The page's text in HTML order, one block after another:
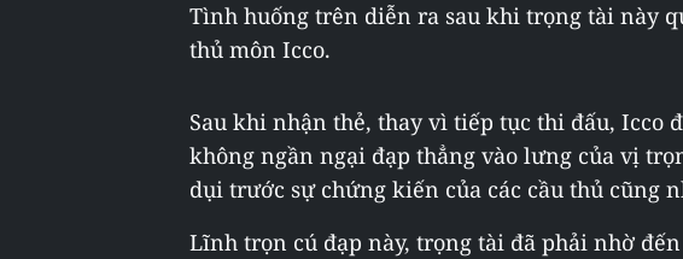
Tình huống trên diễn ra sau khi trọng tài này
thủ môn Icco.
Sau khi nhận thẻ, thay vì tiếp tục thi đấu, Icco
không ngần ngại đạp thẳng vào lưng của vị
dụi trước sự chứng kiến của các cầu thủ cũng
Lĩnh trọn cú đạp này, trọng tài đã phải nhờ đến